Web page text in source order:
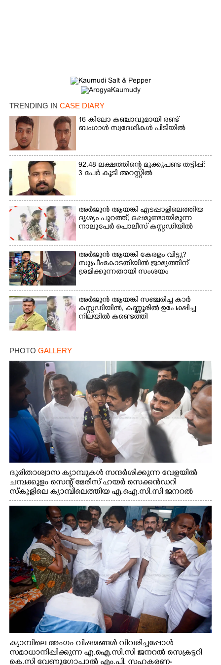
TRENDING IN CASE DIARY
16 കിലോ കഞ്ചാവുമായി രണ്ട്
ബംഗാൾ സ്വദേശികൾ പിടിയിൽ
92.48 ലക്ഷത്തിന്റെ മുക്കുപണ്ട തട്ടിപ്പ്:
3 പേർ കൂടി അറസ്റ്റിൽ
അർജുൻ ആയങ്കി എടപ്പാളിലെത്തിയ
ദൃശ്യം പുറത്ത്; ഒപ്പമുണ്ടായിരുന്ന
നാലുപേർ പൊലീസ് കസ്റ്റഡിയിൽ
അർജുൻ ആയങ്കി കേരളം വിട്ടു?
സുപ്രീംകോടതിയിൽ ജാമ്യത്തിന്
ശ്രമിക്കുന്നതായി സംശയം
അർജുൻ ആയങ്കി സഞ്ചരിച്ച കാർ
കസ്റ്റഡിയിൽ,​ കണ്ണൂരിൽ ഉപേക്ഷിച്ച
നിലയിൽ കണ്ടെത്തി
PHOTO GALLERY
ദുരിതാശ്വാസ ക്യാമ്പുകൾ സന്ദർശിക്കുന്ന വേളയിൽ
ചമ്പക്കുളം സെന്റ് മേരീസ് ഹയർ സെക്കൻഡറി
സ്കൂളിലെ ക്യാമ്പിലെത്തിയ എ.ഐ.സി.സി ജനറൽ
സെക്രട്ടറി കെ.സി വേണുഗോപാൽ എം.പി കുരുന്നിനെ
എടുത്ത് ലാളിച്ചപ്പോൾ. സഹകരണ-എക്സൈസ്
വകുപ്പ് മന്ത്രി എം. ലിജു, കൃഷിവകുപ്പ് മന്ത്രി ടി. സിദ്ദിഖ്,
റെജി ചെറിയാൻ എം. എൽ. എ എന്നിവർ സമീപം
ക്യാമ്പിലെ അംഗം വിഷമങ്ങൾ വിവരിച്ചപ്പോൾ
സമാധാനിപ്പിക്കുന്ന എ.ഐ.സി.സി ജനറൽ സെക്രട്ടറി
കെ.സി വേണുഗോപാൽ എം.പി. സഹകരണ-
Share this link